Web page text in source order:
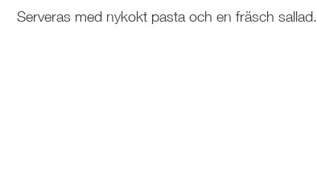
Serveras med nykokt pasta och en fräsch sallad.